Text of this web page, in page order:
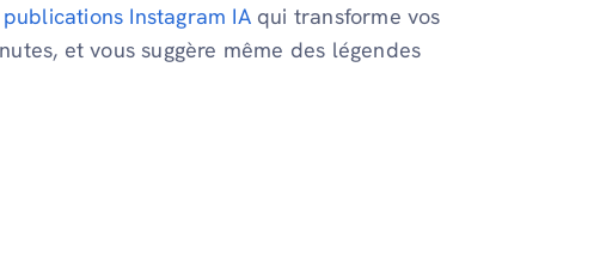
Instagram IAqui transforme vos
et vous suggère même des légendes